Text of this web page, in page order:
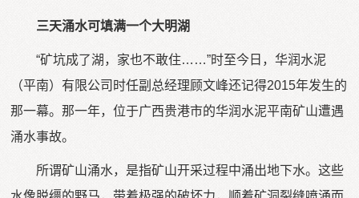
三天涌水可填满一个大明湖
“矿坑成了湖，家也不敢住……”时至今日，华润水泥
（平南）有限公司时任副总经理顾文峰还记得2015年发生的
那一幕。那一年，位于广西贵港市的华润水泥平南矿山遭遇
涌水事故。
所谓矿山涌水，是指矿山开采过程中涌出地下水。这些